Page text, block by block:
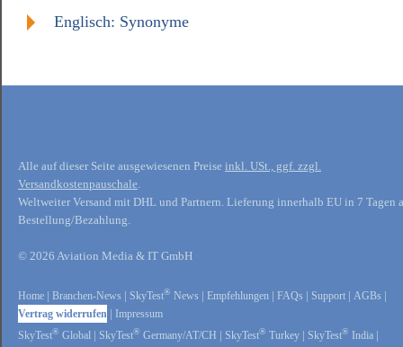
Englisch: Synonyme
Alle auf dieser Seite ausgewiesenen Preise inkl. USt., ggf. zzgl.
Versandkostenpauschale.
Weltweiter Versand mit DHL und Partnern. Lieferung innerhalb EU in 7 Tagen
Bestellung/Bezahlung.
© 2026 Aviation Media & IT GmbH
Home Branchen-News SkyTest® News Empfehlungen FAQs Support AGBs
Vertrag widerrufen
Impressum
SkyTest® Global SkyTest® Germany/AT/CH SkyTest® Turkey SkyTest® India